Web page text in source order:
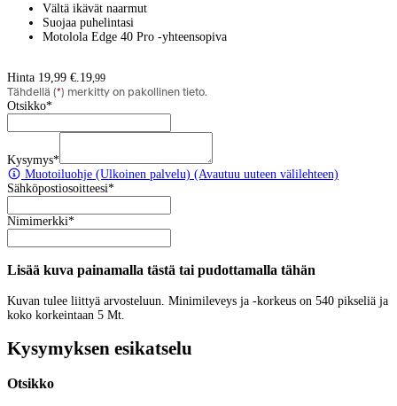
Vältä ikävät naarmut
Suojaa puhelintasi
Motolola Edge 40 Pro -yhteensopiva
Hinta 19,99 €. 19,99
Tähdellä (*) merkitty on pakollinen tieto.
Otsikko*
Kysymys*
Muotoiluohje (Ulkoinen palvelu) (Avautuu uuteen välilehteen)
Sähköpostiosoitteesi*
Nimimerkki*
Lisää kuva painamalla tästä tai pudottamalla tähän
Kuvan tulee liittyä arvosteluun. Minimileveys ja -korkeus on 540 pikseliä ja
koko korkeintaan 5 Mt.
Kysymyksen esikatselu
Otsikko